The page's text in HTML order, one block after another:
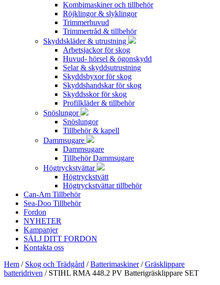
Kombimaskiner och tillbehör
Röjklingor & slyklingor
Trimmerhuvud
Trimmertråd & tillbehör
Skyddskläder & utrustning
Arbetsjackor för skog
Huvud- hörsel & ögonskydd
Selar & skyddsutrustning
Skyddsbyxor för skog
Skyddshandskar för skog
Skyddsskor för skog
Profilkläder & tillbehör
Snöslungor
Snöslungor
Tillbehör & kapell
Dammsugare
Dammsugare
Tillbehör Dammsugare
Högtryckstvättar
Högtryckstvätt
Högtryckstvättar tillbehör
Can-Am Tillbehör
Sea-Doo Tillbehör
Fordon
NYHETER
Kampanjer
SÄLJ DITT FORDON
Kontakta oss
Hem / Skog och Trädgård /Batterimaskiner/Gräsklippare
batteridriven / STIHL RMA 448.2 PV Batterigräsklippare SET